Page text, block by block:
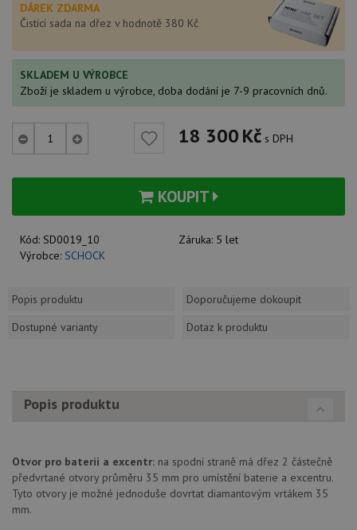
DÁREK ZDARMA
Čistící sada na dřez v hodnotě 380 Kč
SKLADEM U VÝROBCE
Zboží je skladem u výrobce, doba dodání je 7-9 pracovních dnů.
18 300Kč s DPH
KOUPIT
Kód: SD0019_10 Záruka: 5 let
Výrobce: SCHOCK
Popis produktu
Doporučujeme dokoupit
Dostupné varianty
Dotaz k produktu
Popis produktu
Otvor pro baterii a excentr: na spodní straně má dřez 2 částečně
předvrtané otvory průměru 35 mm pro umístění baterie a excentru.
Tyto otvory je možné jednoduše dovrtat diamantovým vrtákem 35
mm.